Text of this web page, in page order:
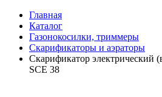
Главная
Каталог
Газонокосилки, триммеры
Скарификаторы и аэраторы
Скарификатор электрический
SCE 38